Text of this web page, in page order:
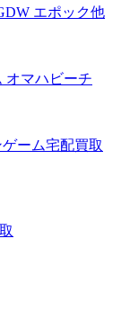
エポック他
オマハビーチ
ーム宅配買取